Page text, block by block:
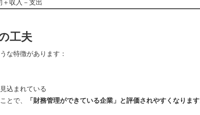
＋収入－支出
工夫
な特徴があります：
込まれている
とで、
「財務管理ができている企業」と評価されやすくなります